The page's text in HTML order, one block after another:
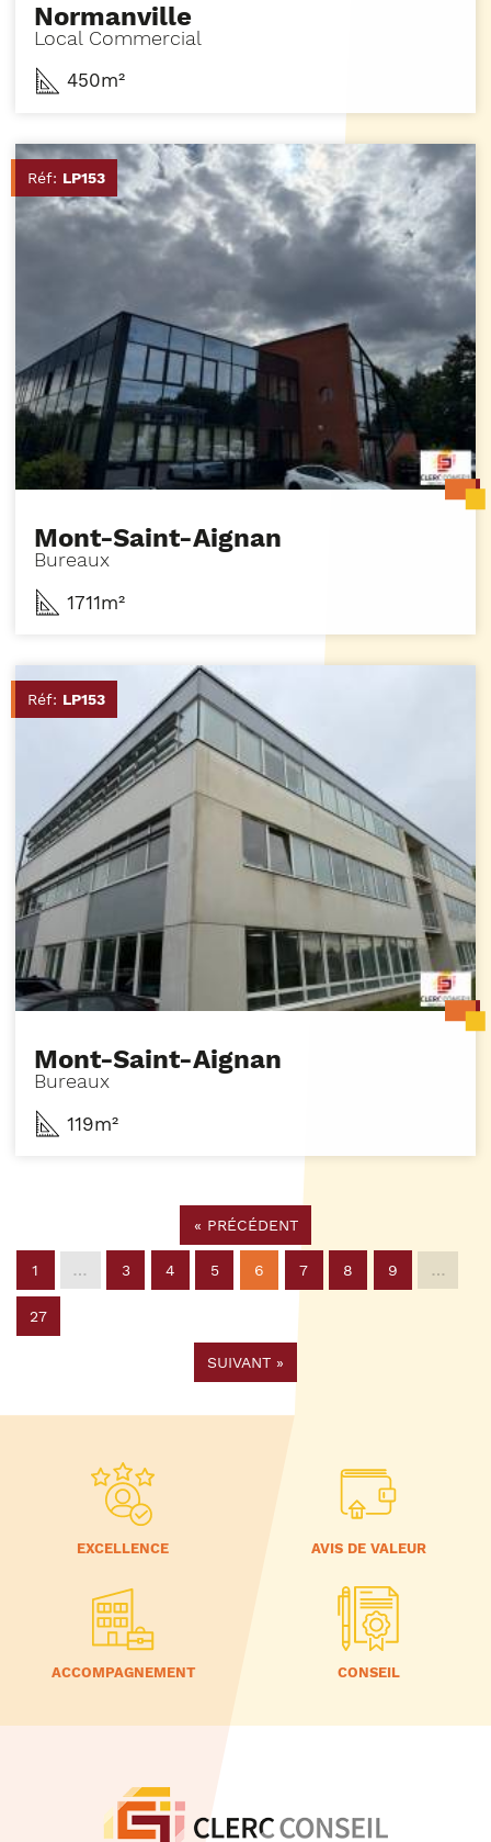
Normanville
Local Commercial
450m²
Réf: LP153
Mont-Saint-Aignan
Bureaux
1711m²
Réf: LP153
Mont-Saint-Aignan
Bureaux
119m²
« PRÉCÉDENT
1 … 3 4 5 6 7 8 9 …
27
SUIVANT »
EXCELLENCE AVIS DE VALEUR
ACCOMPAGNEMENT CONSEIL